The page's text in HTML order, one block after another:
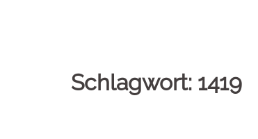
Schlagwort: 1419